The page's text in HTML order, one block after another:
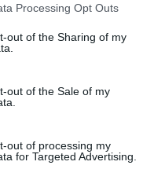
Processing Opt Outs
out of the Sharing of my
out of the Sale of my
out of processing my
for Targeted Advertising.
golpe de calor en
HUMANOS?. Por Maite de